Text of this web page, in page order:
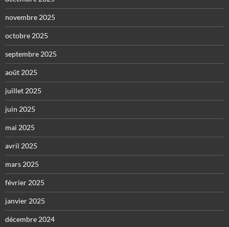
novembre 2025
octobre 2025
septembre 2025
août 2025
juillet 2025
juin 2025
mai 2025
avril 2025
mars 2025
février 2025
janvier 2025
décembre 2024